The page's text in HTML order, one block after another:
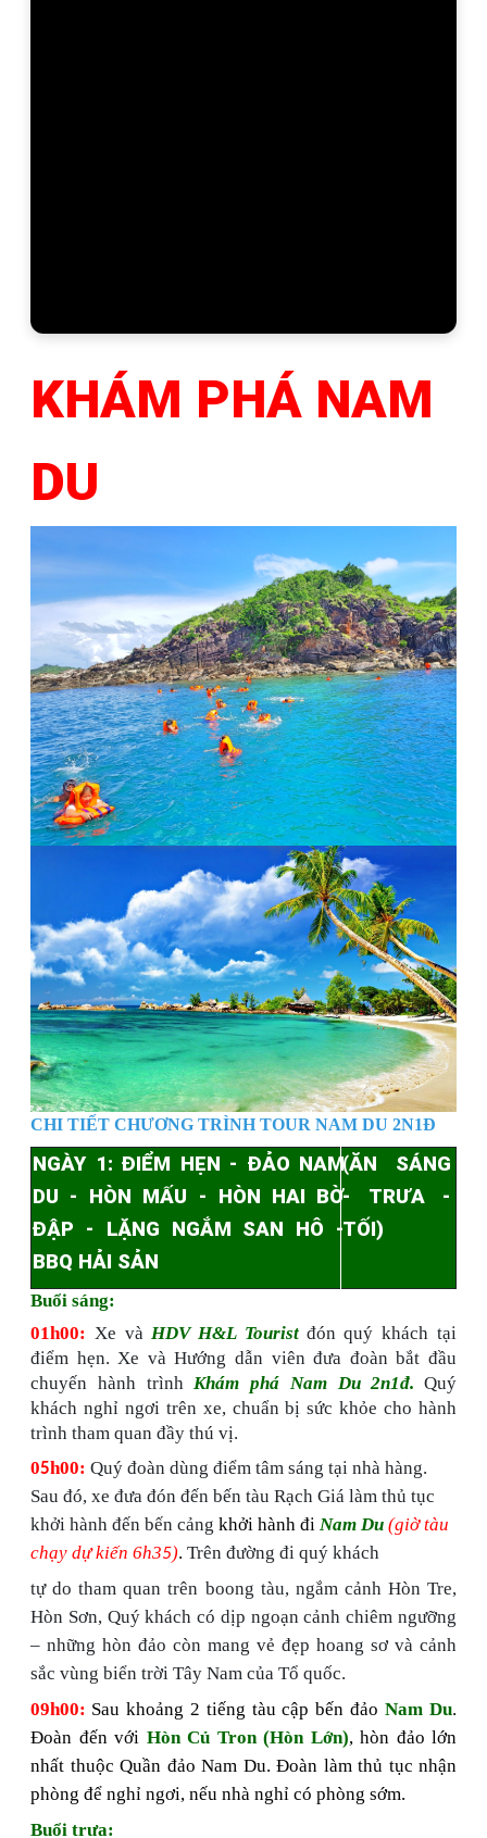
KHÁM PHÁ NAM
DU
CHI TIẾT CHƯƠNG TRÌNH TOUR NAM DU 2N1Đ
NGÀY 1: ĐIỂM HẸN - ĐẢO NAM
DU - HÒN MẤU - HÒN HAI BỜ
ĐẬP - LẶNG NGẮM SAN HÔ -
BBQ HẢI SẢN
(ĂN SÁNG
- TRƯA -
TỐI)
Buổi sáng:
01h00: Xe và HDV H&L Tourist đón quý khách tại
điểm hẹn. Xe và Hướng dẫn viên đưa đoàn bắt đầu
chuyến hành trình Khám phá Nam Du 2n1đ. Quý
khách nghỉ ngơi trên xe, chuẩn bị sức khỏe cho hành
trình tham quan đầy thú vị.
05h00: Quý đoàn dùng điểm tâm sáng tại nhà hàng.
Sau đó, xe đưa đón đến bến tàu Rạch Giá làm thủ tục
khởi hành đến bến cảng khởi hành đi Nam Du (giờ tàu
chạy dự kiến 6h35). Trên đường đi quý khách
tự do tham quan trên boong tàu, ngắm cảnh Hòn Tre,
Hòn Sơn, Quý khách có dịp ngoạn cảnh chiêm ngưỡng
– những hòn đảo còn mang vẻ đẹp hoang sơ và cảnh
sắc vùng biển trời Tây Nam của Tổ quốc.
09h00: Sau khoảng 2 tiếng tàu cập bến đảoNam Du.
Đoàn đến với Hòn Củ Tron (Hòn Lớn), hòn đảo lớn
nhất thuộc Quần đảo Nam Du. Đoàn làm thủ tục nhận
phòng để nghỉ ngơi, nếu nhà nghỉ có phòng sớm.
Buổi trưa: